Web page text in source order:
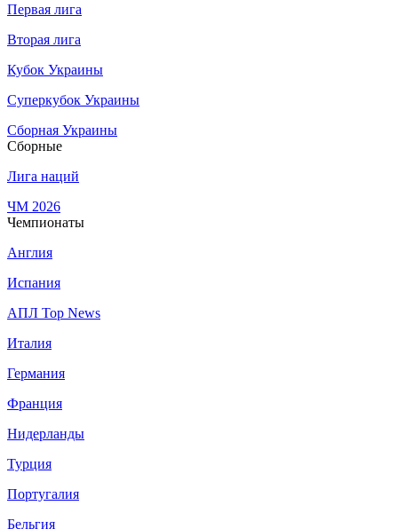
Первая лига
Вторая лига
Кубок Украины
Суперкубок Украины
Сборная Украины
Сборные
Лига наций
ЧМ 2026
Чемпионаты
Англия
Испания
АПЛ Top News
Италия
Германия
Франция
Нидерланды
Турция
Португалия
Бельгия